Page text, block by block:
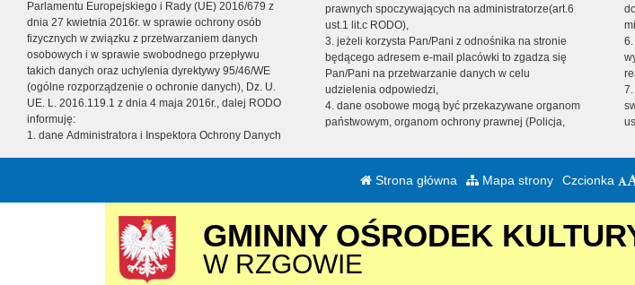
Parlamentu Europejskiego i Rady (UE) 2016/679 z
dnia 27 kwietnia 2016r. w sprawie ochrony osób
fizycznych w związku z przetwarzaniem danych
osobowych i w sprawie swobodnego przepływu
takich danych oraz uchylenia dyrektywy 95/46/WE
(ogólne rozporządzenie o ochronie danych), Dz. U.
UE. L. 2016.119.1 z dnia 4 maja 2016r., dalej RODO
informuję:
1. dane Administratora i Inspektora Ochrony Danych
prawnych spoczywających na administratorze(art.6
ust.1 lit.c RODO),
3. jeżeli korzysta Pan/Pani z odnośnika na stronie
będącego adresem e-mail placówki to zgadza się
Pan/Pani na przetwarzanie danych w celu
udzielenia odpowiedzi,
4. dane osobowe mogą być przekazywane organom
państwowym, organom ochrony prawnej (Policja,
Strona główna Mapa strony Czcionka
GMINNY OŚRODEK
W RZGOWIE